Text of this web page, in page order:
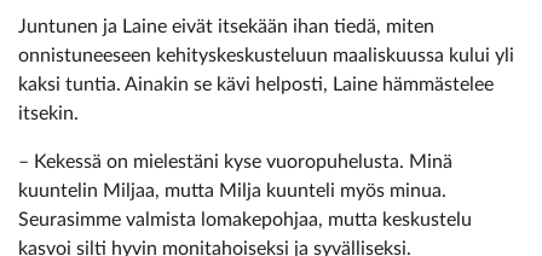
Juntunen ja Laine eivät itsekään ihan tiedä, miten
onnistuneeseen kehityskeskusteluun maaliskuussa kului yli
kaksi tuntia. Ainakin se kävi helposti, Laine hämmästelee
itsekin.
– Kekessä on mielestäni kyse vuoropuhelusta. Minä
kuuntelin Miljaa, mutta Milja kuunteli myös minua.
Seurasimme valmista lomakepohjaa, mutta keskustelu
kasvoi silti hyvin monitahoiseksi ja syvälliseksi.